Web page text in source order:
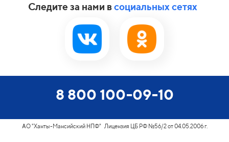
Следите за нами всоциальных сетях
8 800 100-09-10
АО "Ханты-Мансийский НПФ" Лицензия ЦБ РФ №56/2 от 04.05.2006 г.